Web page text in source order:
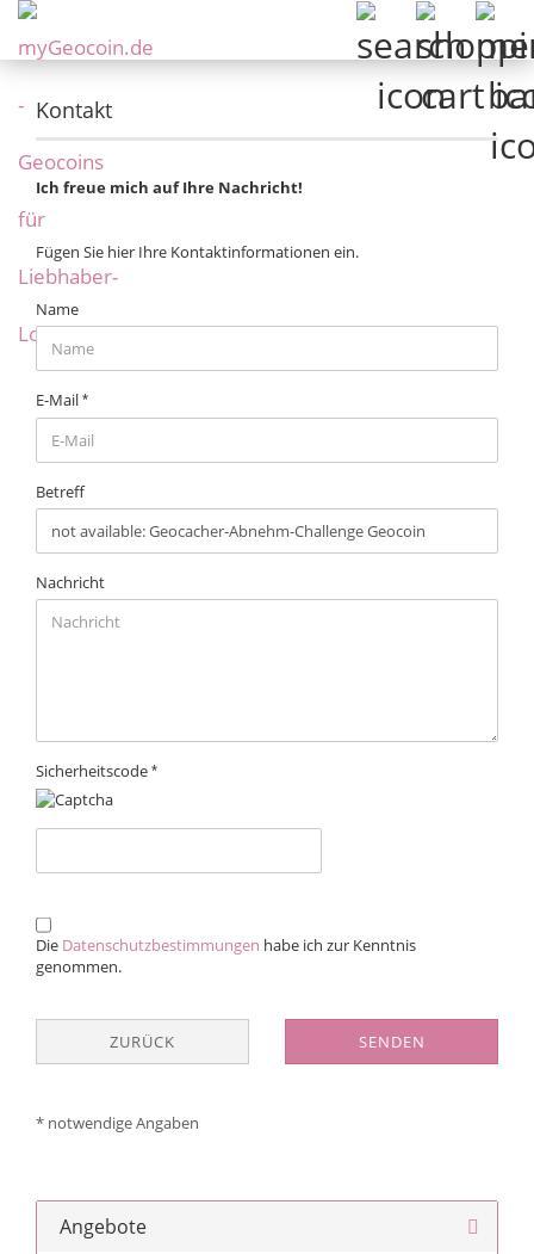
Kontakt
Ich freue mich auf Ihre Nachricht!
Fügen Sie hier Ihre Kontaktinformationen ein.
KONTAKT
Name
E-Mail
Betreff
Nachricht
Sicherheitscode
DATENSCHUTZBESTIMMUNGEN
Die Datenschutzbestimmungen habe ich zur Kenntnis
genommen.
ZURÜCK SENDEN
* notwendige Angaben
Angebote